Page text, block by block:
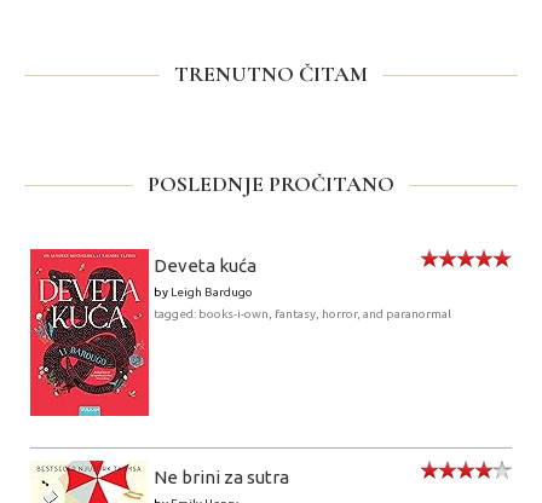
TRENUTNO ČITAM
POSLEDNJE PROČITANO
Deveta kuća
by Leigh Bardugo
tagged: books-i-own, fantasy, horror, and paranormal
Ne brini za sutra